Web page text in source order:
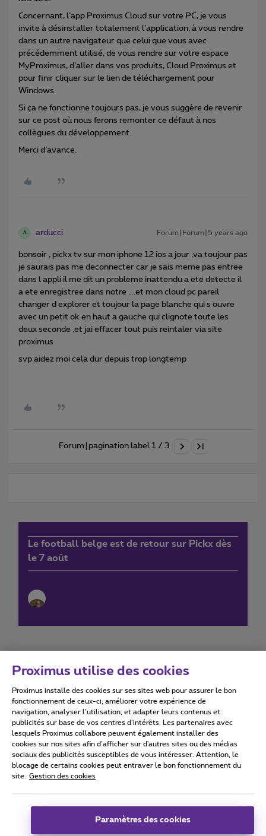
Concernant, l’app Proximus Cloud sur votre PC, je vous
invite à désinstaller totalement l’application, à vous rendre
dans un autre navigateur que celui que vous avec
précédemment utilisé, de vous rendre sur votre espace
MyProximus, d’aller dans vos produits, Cloud Proximus et
pour finir cliquer sur le lien de téléchargement pour
Windows.
Si ça ne fonctionne toujours pas, je vous suggère de revenir
sur ce post où nous ferons remonter ce défaut à nos
collègues du développement.
Merci d’avance.
A arducci Forum|Forum|5 years ago
bonsoir , pickx tv sur mon iphone 12 ios a jour ,va toujour pas
je saurais pas me deconnecter car je sais meme pas entree
dans l appli il me dit un probleme inattendu a ete detecte il
a ete enregistree dans notre ….et mon cloud pc pareil
changer d explorer et toujour la page blanche qui s ouvre
avec un petit ok en haut a gauche qui clignote toute les
deux seconde ,et jai effacer tout puis reintaler via site
proximus
svp aidez moi cela dur depuis trop longtemp
Forum|pagination.label 1 / 3
Le football belge est de retour sur Pickx dès
le 7 août
Conditions d'utilisation Accessibility statement
Tous droits réservés. © 2026
Conditions générales, info consommateur
Coordonnées de l’entreprise
Proximus utilise des cookies
Proximus installe des cookies sur ses sites web pour assurer le bon
fonctionnement de ceux-ci, améliorer votre expérience de
navigation, analyser l’utilisation, et adapter leurs contenus et
publicités sur base de vos centres d’intérêts. Les partenaires avec
lesquels Proximus collabore peuvent également installer des
cookies sur nos sites afin d’afficher sur d'autres sites ou des médias
sociaux des publicités susceptibles de vous intéresser. Attention, le
blocage de certains cookies peut entraver le bon fonctionnement du
site.
Gestion des cookies
Paramètres des cookies